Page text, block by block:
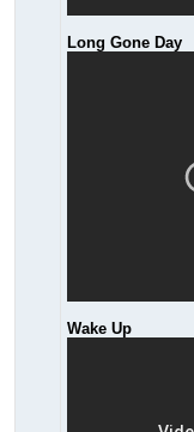
Long Gone Day
Wake Up